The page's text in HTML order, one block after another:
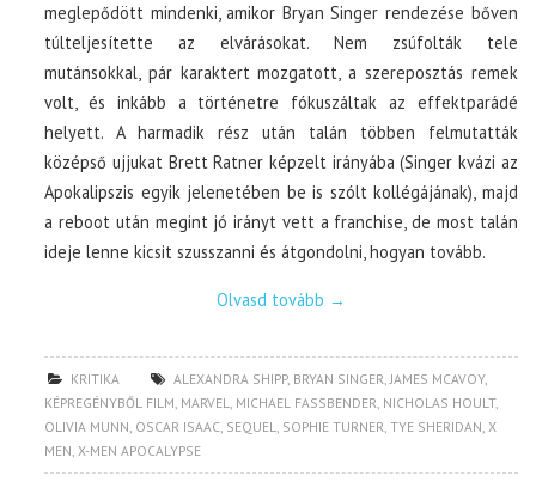
meglepődött mindenki, amikor Bryan Singer rendezése bőven
túlteljesítette az elvárásokat. Nem zsúfolták tele
mutánsokkal, pár karaktert mozgatott, a szereposztás remek
volt, és inkább a történetre fókuszáltak az effektparádé
helyett. A harmadik rész után talán többen felmutatták
középső ujjukat Brett Ratner képzelt irányába (Singer kvázi az
Apokalipszis egyik jelenetében be is szólt kollégájának), majd
a reboot után megint jó irányt vett a franchise, de most talán
ideje lenne kicsit szusszanni és átgondolni, hogyan tovább.
Olvasd tovább →
KRITIKA ALEXANDRA SHIPP, BRYAN SINGER,JAMES MCAVOY,
KÉPREGÉNYBŐL FILM, MARVEL, MICHAEL FASSBENDER, NICHOLAS HOULT,
OLIVIA MUNN, OSCAR ISAAC, SEQUEL, SOPHIE TURNER,TYE SHERIDAN,X
MEN,X-MEN APOCALYPSE